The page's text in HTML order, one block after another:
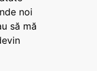
noi
să mă